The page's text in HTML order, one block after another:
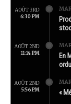
AOÛT 3RD
6:30 PM
AOÛT 2ND
11:14 PM
En
AOÛT 2ND
5:56 PM
«